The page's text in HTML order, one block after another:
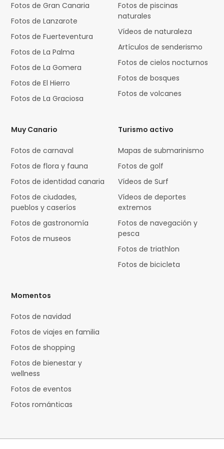
Fotos de Gran Canaria
Fotos de Lanzarote
Fotos de Fuerteventura
Fotos de La Palma
Fotos de La Gomera
Fotos de El Hierro
Fotos de La Graciosa
Fotos de piscinas
naturales
Vídeos de naturaleza
Artículos de senderismo
Fotos de cielos nocturnos
Fotos de bosques
Fotos de volcanes
Muy Canario
Fotos de carnaval
Fotos de flora y fauna
Fotos de identidad canaria
Fotos de ciudades,
pueblos y caseríos
Fotos de gastronomía
Fotos de museos
Turismo activo
Mapas de submarinismo
Fotos de golf
Vídeos de Surf
Vídeos de deportes
extremos
Fotos de navegación y
pesca
Fotos de triathlon
Fotos de bicicleta
Momentos
Fotos de navidad
Fotos de viajes en familia
Fotos de shopping
Fotos de bienestar y
wellness
Fotos de eventos
Fotos románticas